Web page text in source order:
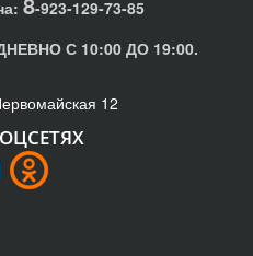
-923-129-73-85
С 10:00 ДО 19:00.
12